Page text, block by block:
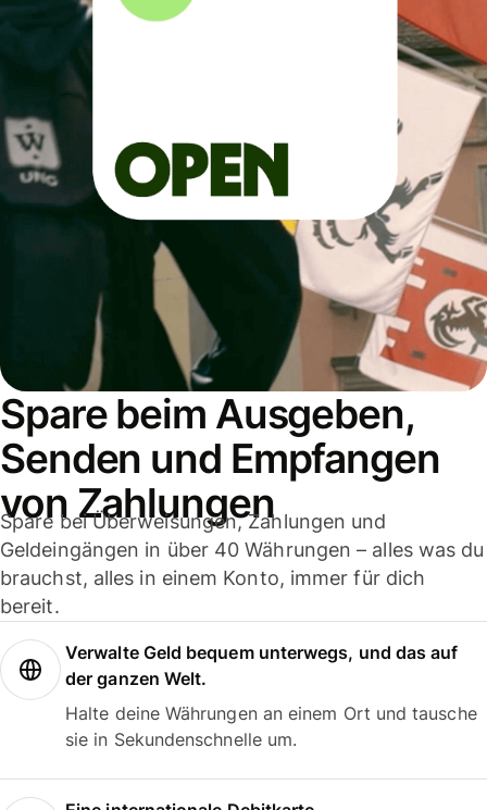
Spare beim Ausgeben,
Senden und Empfangen
von Zahlungen
Spare bei Überweisungen, Zahlungen und
Geldeingängen in über 40 Währungen – alles was du
brauchst, alles in einem Konto, immer für dich
bereit.
Verwalte Geld bequem unterwegs, und das auf
der ganzen Welt.
Halte deine Währungen an einem Ort und tausche
sie in Sekundenschnelle um.